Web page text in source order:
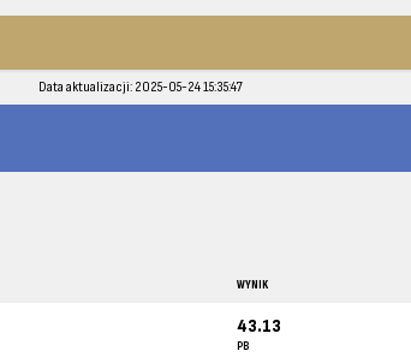
Data aktualizacji: 2025-05-24 15:35:47
WYNIK
43.13
PB